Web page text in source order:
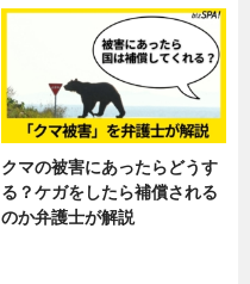
クマの被害にあったらどうす
る？ケガをしたら補償される
のか弁護士が解説